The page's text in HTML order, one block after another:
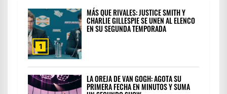
1
MÁS QUE RIVALES: JUSTICE SMITH Y
CHARLIE GILLESPIE SE UNEN AL ELENCO
EN SU SEGUNDA TEMPORADA
LA OREJA DE VAN GOGH: AGOTA SU
PRIMERA FECHA EN MINUTOS Y SUMA